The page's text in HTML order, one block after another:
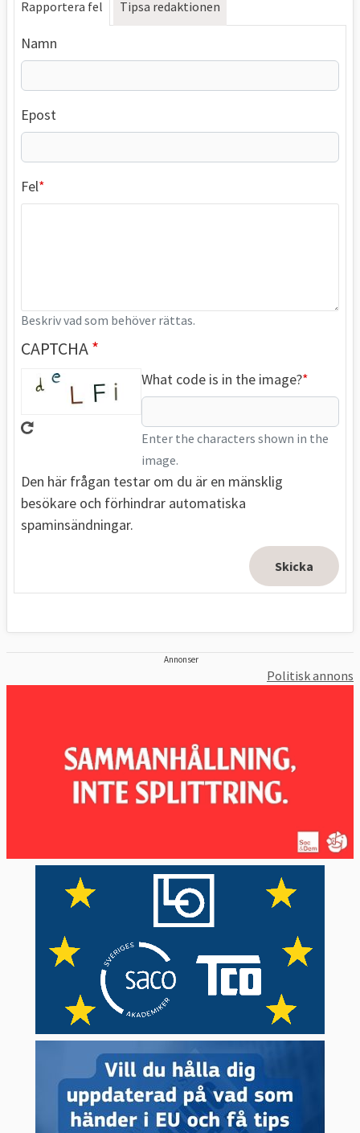
Rapportera fel Tipsa redaktionen
Namn
Epost
Fel
Beskriv vad som behöver rättas.
CAPTCHA
What code is in the image?
Enter the characters shown in the
image.
Den här frågan testar om du är en mänsklig
besökare och förhindrar automatiska
spaminsändningar.
Annonser
Politisk annons